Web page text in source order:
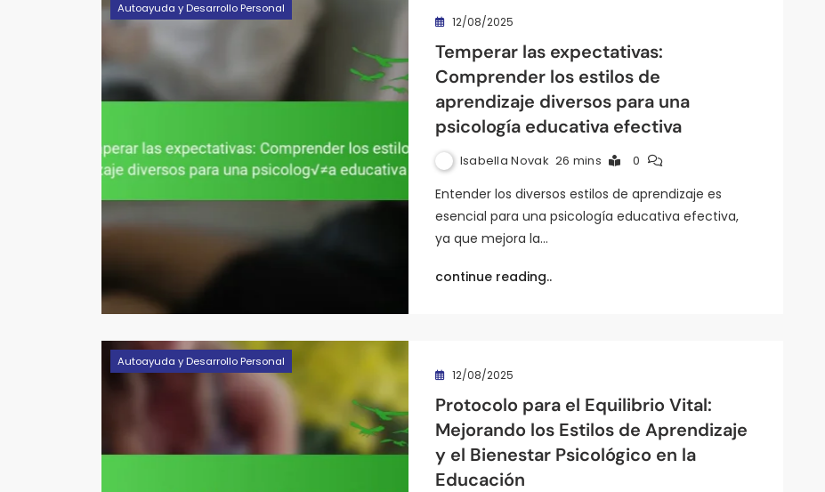
Autoayuda y Desarrollo Personal
12/08/2025
Temperar las expectativas:
Comprender los estilos de
aprendizaje diversos para una
psicología educativa efectiva
Isabella Novak 26 mins 0
Entender los diversos estilos de aprendizaje es
esencial para una psicología educativa efectiva,
ya que mejora la…
continue reading..
Autoayuda y Desarrollo Personal
12/08/2025
Protocolo para el Equilibrio Vital:
Mejorando los Estilos de Aprendizaje
y el Bienestar Psicológico en la
Educación